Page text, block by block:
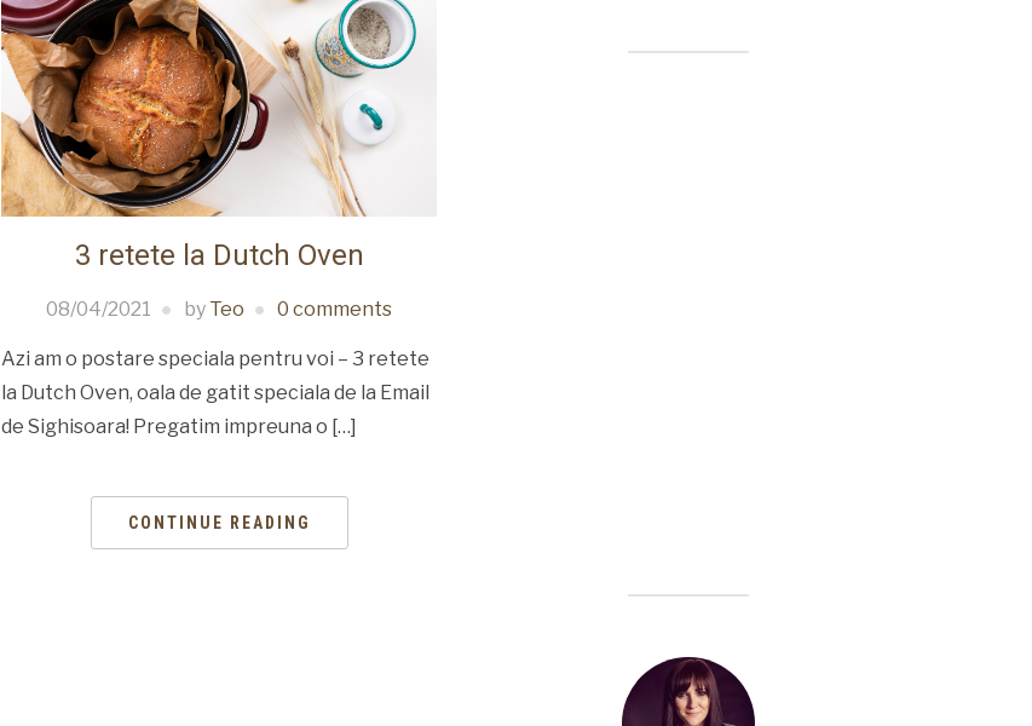
3 retete la Dutch Oven
08/04/2021 by Teo 0 comments
Azi am o postare speciala pentru voi – 3 retete
la Dutch Oven, oala de gatit speciala de la Email
de Sighisoara! Pregatim impreuna o […]
CONTINUE READING